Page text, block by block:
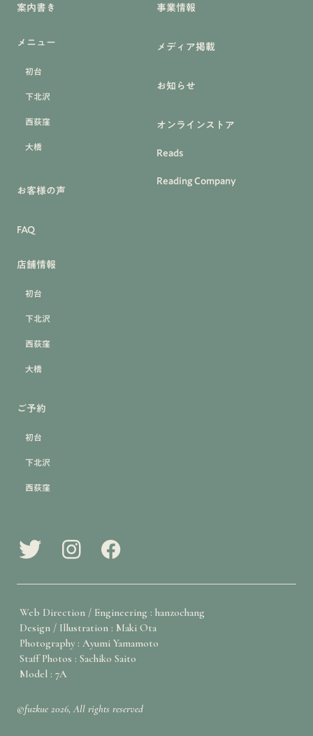
案内書き
メニュー
初台
下北沢
西荻窪
大橋
お客様の声
FAQ
店舗情報
初台
下北沢
西荻窪
大橋
ご予約
初台
下北沢
西荻窪
事業情報
メディア掲載
お知らせ
オンラインストア
Reads
Reading Company
Web Direction / Engineering : hanzochang
Design / Illustration : Maki Ota
Photography : Ayumi Yamamoto
Staff Photos : Sachiko Saito
Model : 7A
©fuzkue 2026, All rights reserved